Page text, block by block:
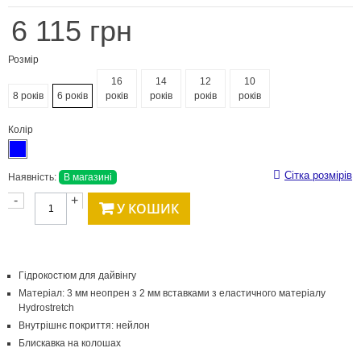
6 115 грн
Розмір
8 років 6 років
16
років
14
років
12
років
10
років
Колір
Наявність: В магазині Сітка розмірів
- + У КОШИК
Гідрокостюм для дайвінгу
Матеріал: 3 мм неопрен з 2 мм вставками з еластичного матеріалу
Hydrostretch
Внутрішнє покриття: нейлон
Блискавка на колошах